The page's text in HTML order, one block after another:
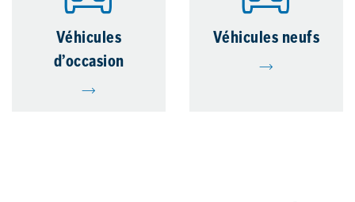
Véhicules
d’occasion
Véhicules neufs